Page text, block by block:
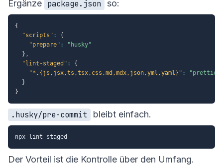
Ergänze package.json so:
{
"scripts" :
{
"prepare" :
"husky"
} ,
"lint-staged" :
{
"*.{js,jsx,ts,tsx,css,md,mdx,json,yml,yaml}" :
"prettier
}
}
.husky/pre-commit bleibt einfach.
Der Vorteil ist die Kontrolle über den Umfang.